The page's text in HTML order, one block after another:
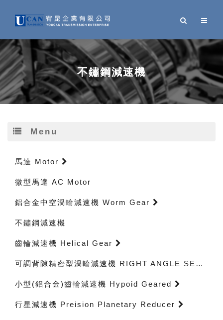
不鏽鋼減速機
Menu
馬達 Motor
微型馬達 AC Motor
鋁合金中空渦輪減速機 Worm Gear
不鏽鋼減速機
齒輪減速機 Helical Gear
可調背隙精密型渦輪減速機 RIGHT ANGLE SERVO GEARHEADS
小型(鋁合金)齒輪減速機 Hypoid Geared
行星減速機 Preision Planetary Reducer